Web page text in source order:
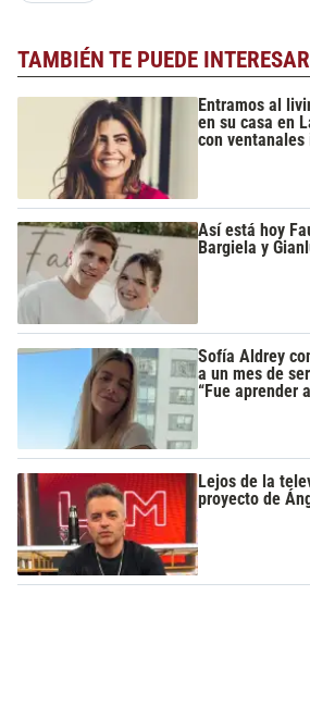
TAMBIÉN TE PUEDE INTERESAR
Entramos al
en su casa en
con
Así está hoy
Bargiela y
Sofía Aldrey
a un mes de
“Fue aprender
Lejos de la
proyecto de